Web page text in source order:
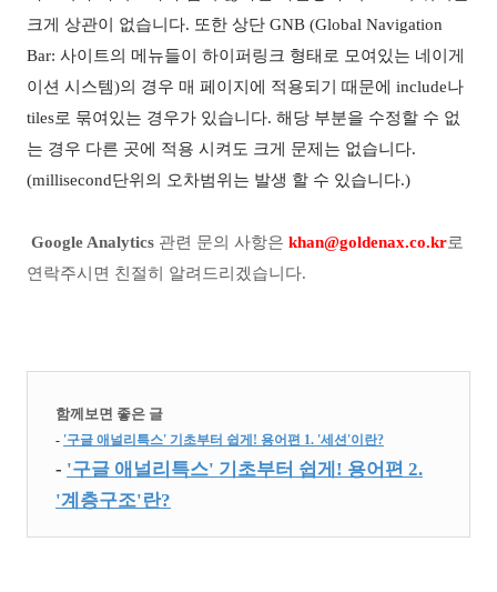
크게 상관이 없습니다. 또한 상단 GNB (Global Navigation
Bar: 사이트의 메뉴들이 하이퍼링크 형태로 모여있는 네이게
이션 시스템)의 경우 매 페이지에 적용되기 때문에 include나
tiles로 묶여있는 경우가 있습니다. 해당 부분을 수정할 수 없
는 경우 다른 곳에 적용 시켜도 크게 문제는 없습니다.
(millisecond단위의 오차범위는 발생 할 수 있습니다.)
Google Analytics 관련 문의 사항은 khan@goldenax.co.kr로
연락주시면 친절히 알려드리겠습니다.
함께보면 좋은 글
- '구글 애널리특스' 기초부터 쉽게! 용어편 1. '세션'이란?
- '구글 애널리특스' 기초부터 쉽게! 용어편 2.
'계층구조'란?